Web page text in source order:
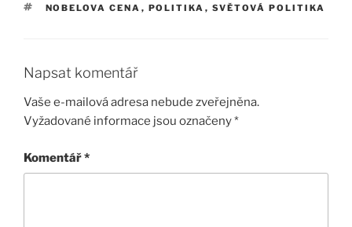
ŠTÍTKY
NOBELOVA CENA , POLITIKA , SVĚTOVÁ POLITIKA
Napsat komentář
Vaše e-mailová adresa nebude zveřejněna.
Vyžadované informace jsou označeny*
Komentář*